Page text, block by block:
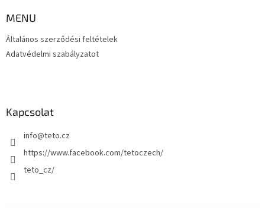
MENU
Általános szerződési feltételek
Adatvédelmi szabályzatot
Kapcsolat
info@teto.cz
https://www.facebook.com/tetoczech/
teto_cz/